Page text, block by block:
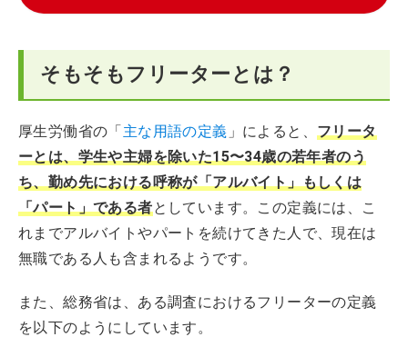
そもそもフリーターとは？
厚生労働省の「主な用語の定義 」によると、 フリータ
ーとは、学生や主婦を除いた15〜34歳の若年者のう
ち、勤め先における呼称が「アルバイト」もしくは
「パート」である者としています。この定義には、こ
れまでアルバイトやパートを続けてきた人で、現在は
無職である人も含まれるようです。
また、総務省は、ある調査におけるフリーターの定義
を以下のようにしています。